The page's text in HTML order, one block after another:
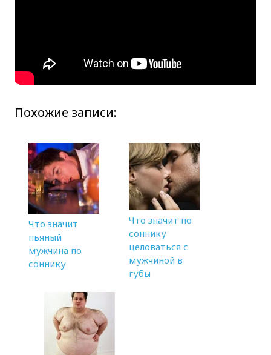
Похожие записи:
Что значит
пьяный
мужчина по
соннику
Что значит по
соннику
целоваться с
мужчиной в
губы